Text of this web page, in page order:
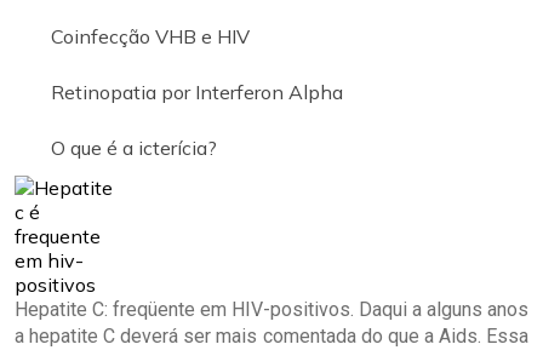
Coinfecção VHB e HIV
Retinopatia por Interferon Alpha
O que é a icterícia?
Hepatite C: freqüente em HIV-positivos. Daqui a alguns anos
a hepatite C deverá ser mais comentada do que a Aids. Essa